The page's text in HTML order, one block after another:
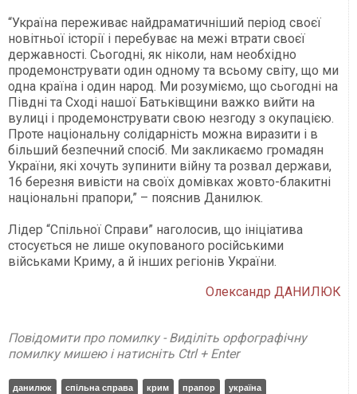
“Україна переживає найдраматичніший період своєї
новітньої історії і перебуває на межі втрати своєї
державності. Сьогодні, як ніколи, нам необхідно
продемонструвати один одному та всьому світу, що ми
одна країна і один народ. Ми розуміємо, що сьогодні на
Півдні та Сході нашої Батьківщини важко вийти на
вулиці і продемонструвати свою незгоду з окупацією.
Проте національну солідарність можна виразити і в
більший безпечний спосіб. Ми закликаємо громадян
України, які хочуть зупинити війну та розвал держави,
16 березня вивісти на своїх домівках жовто-блакитні
національні прапори,” – пояснив Данилюк.
Лідер “Спільної Справи” наголосив, що ініціатива
стосується не лише окупованого російськими
військами Криму, а й інших регіонів України.
Олександр ДАНИЛЮК
Повідомити про помилку - Виділіть орфографічну
помилку мишею і натисніть Ctrl + Enter
данилюк спільна справа крим прапор україна